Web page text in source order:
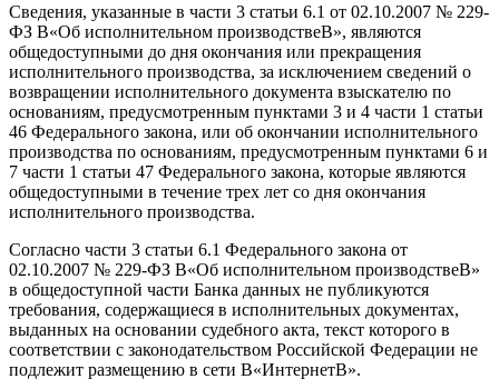
Сведения, указанные в части 3 статьи 6.1 от 02.10.2007 № 229-
ФЗ В«Об исполнительном производствеВ», являются
общедоступными до дня окончания или прекращения
исполнительного производства, за исключением сведений о
возвращении исполнительного документа взыскателю по
основаниям, предусмотренным пунктами 3 и 4 части 1 статьи
46 Федерального закона, или об окончании исполнительного
производства по основаниям, предусмотренным пунктами 6 и
7 части 1 статьи 47 Федерального закона, которые являются
общедоступными в течение трех лет со дня окончания
исполнительного производства.
Согласно части 3 статьи 6.1 Федерального закона от
02.10.2007 № 229-ФЗ В«Об исполнительном производствеВ»
в общедоступной части Банка данных не публикуются
требования, содержащиеся в исполнительных документах,
выданных на основании судебного акта, текст которого в
соответствии с законодательством Российской Федерации не
подлежит размещению в сети В«ИнтернетВ».